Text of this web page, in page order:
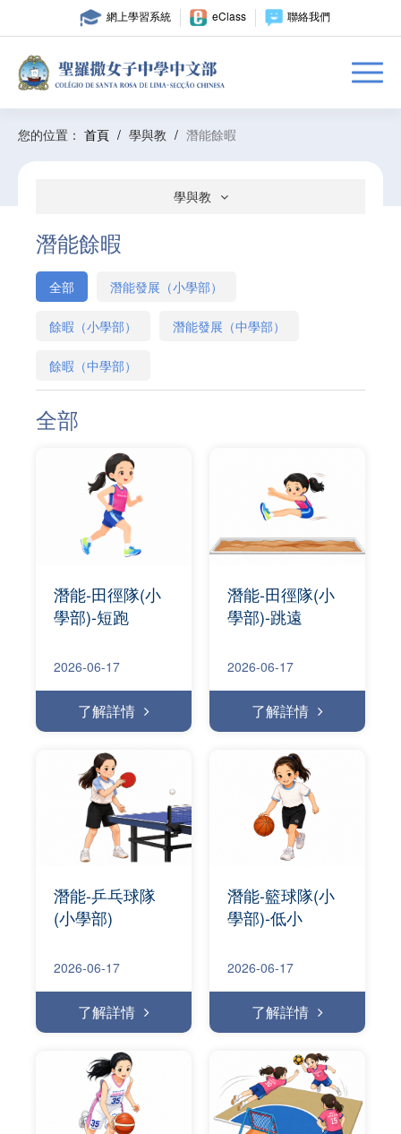
網上學習系統 eClass 聯絡我們
您的位置： 首頁 / 學與教 / 潛能餘暇
學與教
潛能餘暇
全部 潛能發展（小學部）
餘暇（小學部） 潛能發展（中學部）
餘暇（中學部）
全部
潛能-田徑隊(小
學部)-短跑
2026-06-17
了解詳情
潛能-田徑隊(小
學部)-跳遠
2026-06-17
了解詳情
潛能-乒乓球隊
(小學部)
2026-06-17
了解詳情
潛能-籃球隊(小
學部)-低小
2026-06-17
了解詳情